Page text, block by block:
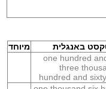
באנגלית מיוחד
one hundred
three
hundred and